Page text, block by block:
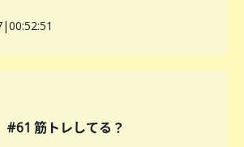
|00:52:51
#61 筋トレしてる？